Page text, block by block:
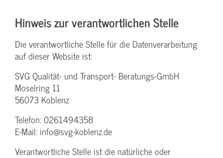
Hinweis zur verantwortlichen Stelle
Die verantwortliche Stelle für die Datenverarbeitung
auf dieser Website ist:
SVG Qualität- und Transport- Beratungs-GmbH
Moselring 11
56073 Koblenz
Telefon: 0261494358
E-Mail: info@svg-koblenz.de
Verantwortliche Stelle ist die natürliche oder